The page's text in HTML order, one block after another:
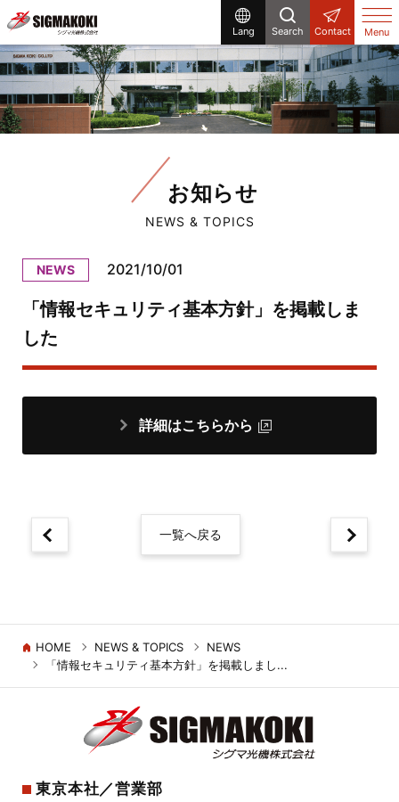
Lang Search Contact Menu
お知らせ
NEWS & TOPICS
NEWS 2021/10/01
「情報セキュリティ基本方針」を掲載しま
した
詳細はこちらから
一覧へ戻る
HOME NEWS & TOPICS
NEWS
「情報セキュリティ基本方針」を掲載しまし...
東京本社／営業部